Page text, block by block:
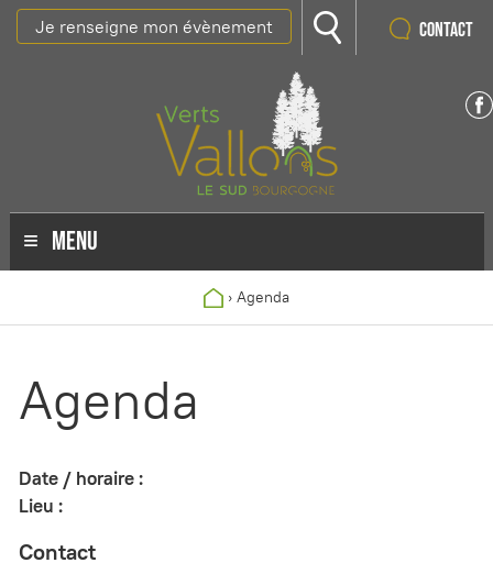
Je renseigne mon évènement Contact
MENU
› Agenda
Agenda
Date / horaire :
Lieu :
Contact